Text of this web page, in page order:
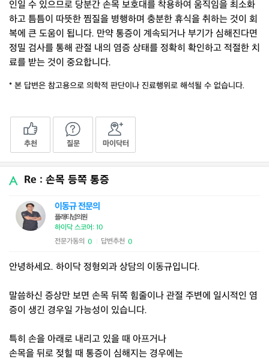
인일 수 있으므로 당분간 손목 보호대를 착용하여 움직임을 최소화
하고 틈틈이 따뜻한 찜질을 병행하며 충분한 휴식을 취하는 것이 회
복에 큰 도움이 됩니다. 만약 통증이 계속되거나 부기가 심해진다면
정밀 검사를 통해 관절 내의 염증 상태를 정확히 확인하고 적절한 치
료를 받는 것이 중요합니다.
* 본 답변은 참고용으로 의학적 판단이나 진료행위로 해석될 수 없습니다.
추천 질문 마이닥터
Re : 손목 등쪽 통증
이동규 전문의
플래티넘의원
하이닥 스코어: 10
전문가동의 0 답변추천 0
안녕하세요. 하이닥 정형외과 상담의 이동규입니다.
말씀하신 증상만 보면 손목 뒤쪽 힘줄이나 관절 주변에 일시적인 염
증이 생긴 경우일 가능성이 있습니다.
특히 손을 아래로 내리고 있을 때 아프거나
손목을 뒤로 젖힐 때 통증이 심해지는 경우에는